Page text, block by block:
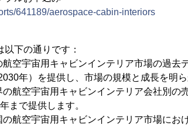
641189/aerospace-cabin-interiors
下の通りです：
空宇宙用キャビンインテリア市場の過去
年）を提供し、市場の規模と成長を明ら
航空宇宙用キャビンインテリア会社別の
まで提供します。
航空宇宙用キャビンインテリア市場にお